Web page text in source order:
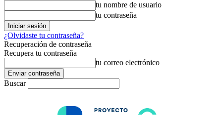
tu nombre de usuario
tu contraseña
¿Olvidaste tu contraseña?
Recuperación de contraseña
Recupera tu contraseña
tu correo electrónico
Buscar